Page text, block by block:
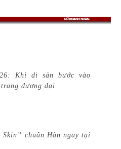
Khi di sản bước vào
đương đại
Skin” chuẩn Hàn ngay tại